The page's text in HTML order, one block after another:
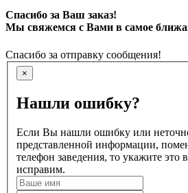
Спасибо за Ваш заказ!
Мы свяжемся с Вами в самое
Спасибо за отправку сообщения!
×
Нашли ошибку?
Если Вы нашли ошибку или
представленной информации,
телефон заведения, то укажите
исправим.